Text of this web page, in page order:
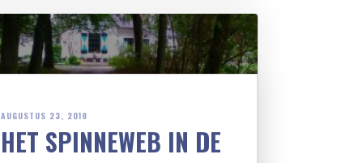
AUGUSTUS 23, 2018
HET SPINNEWEB IN DE